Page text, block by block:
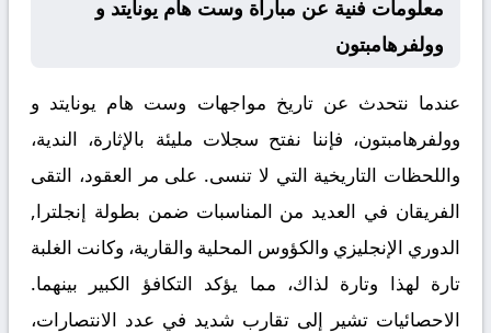
معلومات فنية عن مباراة وست هام يونايتد و
وولفرهامبتون
عندما نتحدث عنتاريخ مواجهات وست هام يونايتد و
وولفرهامبتون، فإننا نفتح سجلات مليئة بالإثارة، الندية،
واللحظات التاريخية التي لا تنسى. على مر العقود، التقى
الفريقان في العديد من المناسبات ضمن بطولة إنجلترا,
الدوري الإنجليزي والكؤوس المحلية والقارية، وكانت الغلبة
تارة لهذا وتارة لذاك، مما يؤكد التكافؤ الكبير بينهما.
الاحصائيات تشير إلى تقارب شديد في عدد الانتصارات،